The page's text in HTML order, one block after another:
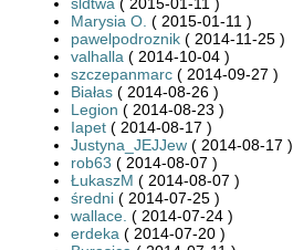
Marysia O. ( 2015-01-11 )
pawelpodroznik ( 2014-11-25 )
valhalla ( 2014-10-04 )
szczepanmarc ( 2014-09-27 )
Białas ( 2014-08-26 )
Legion ( 2014-08-23 )
Iapet ( 2014-08-17 )
Justyna_JEJJew ( 2014-08-17 )
rob63 ( 2014-08-07 )
ŁukaszM ( 2014-08-07 )
średni ( 2014-07-25 )
wallace. ( 2014-07-24 )
erdeka ( 2014-07-20 )